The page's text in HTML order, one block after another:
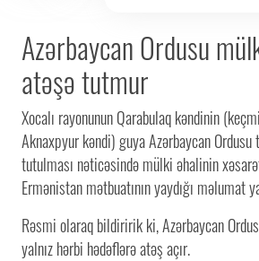
Azərbaycan Ordusu
atəşə tutmur
Xocalı rayonunun Qarabulaq kəndinin
Aknaxpyur kəndi) guya Azərbaycan Ordusu
tutulması nəticəsində mülki əhalinin
Ermənistan mətbuatının yaydığı məlumat
Rəsmi olaraq bildiririk ki, Azərbaycan
yalnız hərbi hədəflərə atəş açır.